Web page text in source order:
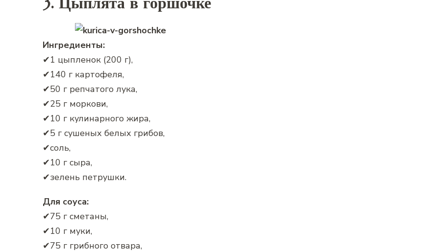
Ингредиенты:
✔1 цыпленок (200 г),
✔140 г картофеля,
✔50 г репчатого лука,
✔25 г моркови,
✔10 г кулинарного жира,
✔5 г сушеных белых грибов,
✔соль,
✔10 г сыра,
✔зелень петрушки.
Для соуса:
✔75 г сметаны,
✔10 г муки,
✔75 г грибного отвара,